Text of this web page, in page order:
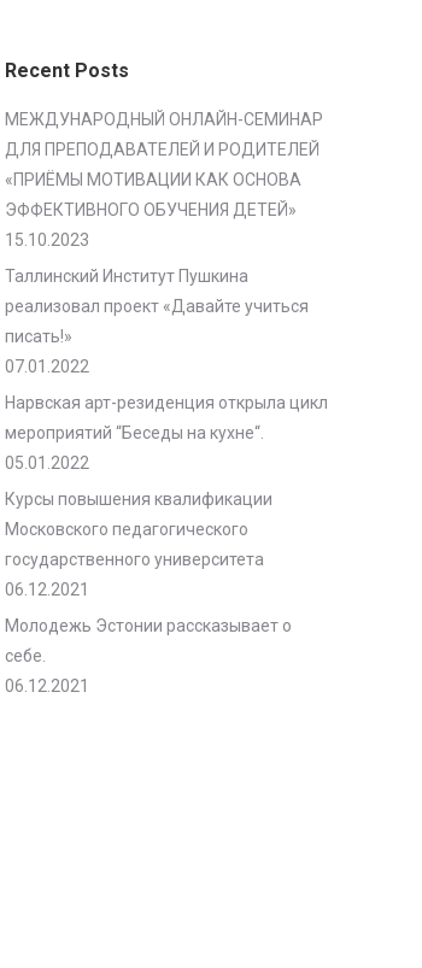
Recent Posts
МЕЖДУНАРОДНЫЙ ОНЛАЙН-СЕМИНАР
ДЛЯ ПРЕПОДАВАТЕЛЕЙ И РОДИТЕЛЕЙ
«ПРИЁМЫ МОТИВАЦИИ КАК ОСНОВА
ЭФФЕКТИВНОГО ОБУЧЕНИЯ ДЕТЕЙ»
15.10.2023
Таллинский Институт Пушкина
реализовал проект «Давайте учиться
писать!»
07.01.2022
Нарвская арт-резиденция открыла цикл
мероприятий “Беседы на кухне“.
05.01.2022
Курсы повышения квалификации
Московского педагогического
государственного университета
06.12.2021
Молодежь Эстонии рассказывает о
себе.
06.12.2021